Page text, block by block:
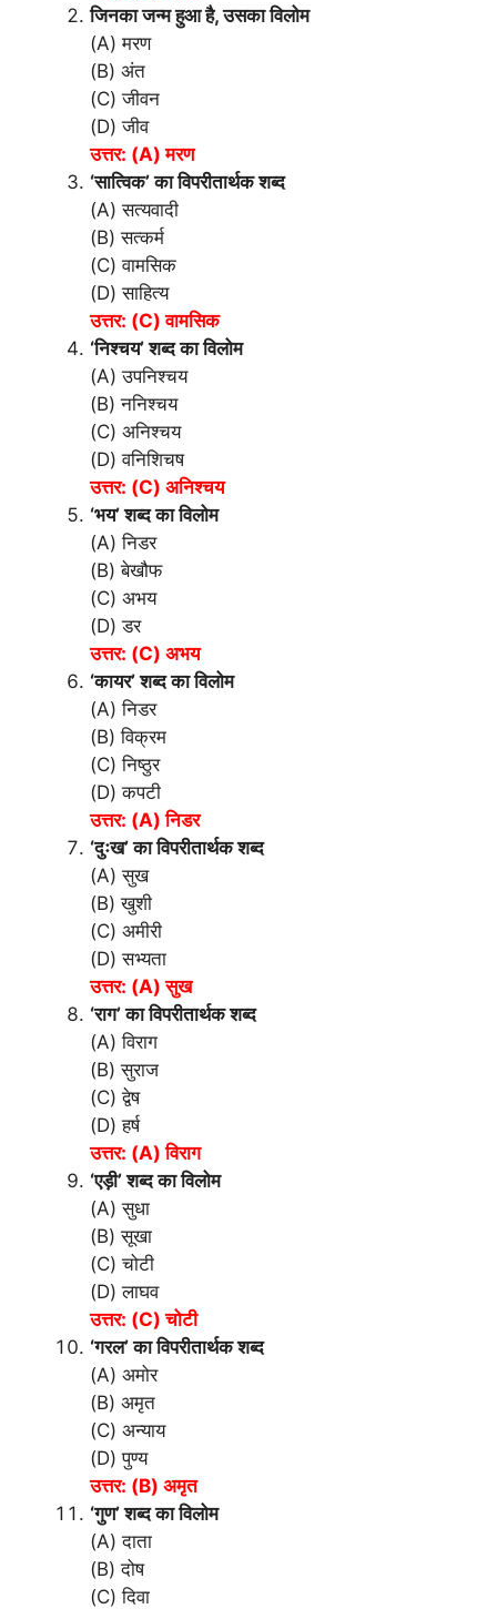
जिनका जन्म हुआ है, उसका विलोम
(A) मरण
(B) अंत
(C) जीवन
(D) जीव
उत्तर: (A) मरण
‘सात्विक’ का विपरीतार्थक शब्द
(A) सत्यवादी
(B) सत्कर्म
(C) वामसिक
(D) साहित्य
उत्तर: (C) वामसिक
‘निश्चय’ शब्द का विलोम
(A) उपनिश्चय
(B) ननिश्चय
(C) अनिश्चय
(D) वनिशिचष
उत्तर: (C) अनिश्चय
‘भय’ शब्द का विलोम
(A) निडर
(B) बेखौफ
(C) अभय
(D) डर
उत्तर: (C) अभय
‘कायर’ शब्द का विलोम
(A) निडर
(B) विक्रम
(C) निष्ठुर
(D) कपटी
उत्तर: (A) निडर
‘दुःख’ का विपरीतार्थक शब्द
(A) सुख
(B) खुशी
(C) अमीरी
(D) सभ्यता
उत्तर: (A) सुख
‘राग’ का विपरीतार्थक शब्द
(A) विराग
(B) सुराज
(C) द्वेष
(D) हर्ष
उत्तर: (A) विराग
‘एड़ी’ शब्द का विलोम
(A) सुधा
(B) सूखा
(C) चोटी
(D) लाघव
उत्तर: (C) चोटी
‘गरल’ का विपरीतार्थक शब्द
(A) अमोर
(B) अमृत
(C) अन्याय
(D) पुण्य
उत्तर: (B) अमृत
‘गुण’ शब्द का विलोम
(A) दाता
(B) दोष
(C) दिवा